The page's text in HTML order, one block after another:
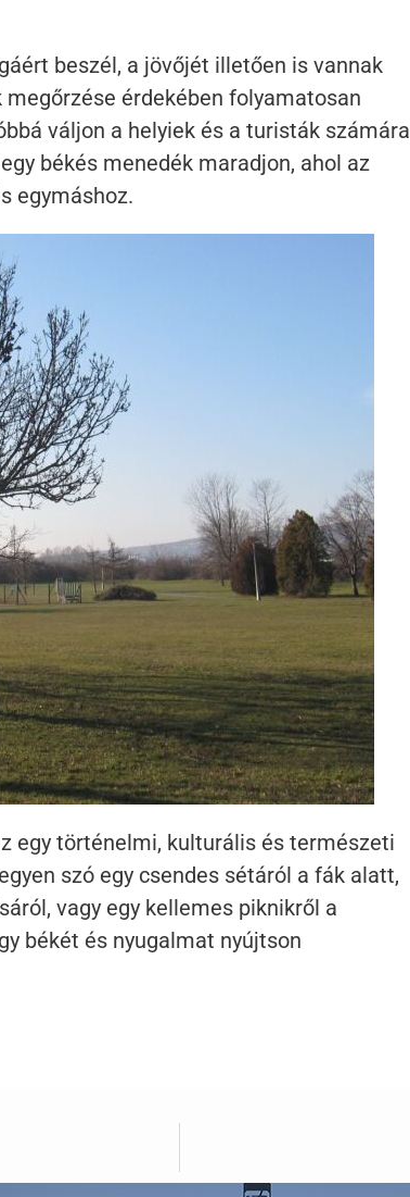
beszél, a jövőjét illetően is vannak
érdekében folyamatosan
váljon a helyiek és a turisták számára
békés menedék maradjon, ahol az
egymáshoz.
egy történelmi, kulturális és természeti
szó egy csendes sétáról a fák alatt,
vagy egy kellemes piknikről a
békét és nyugalmat nyújtson